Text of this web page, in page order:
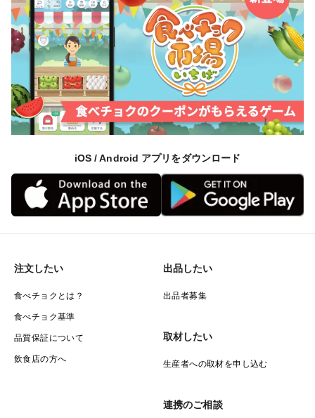
iOS / Android アプリをダウンロード
注文したい
食べチョクとは？
食べチョク基準
品質保証について
飲食店の方へ
出品したい
出品者募集
取材したい
生産者への取材を申し込む
連携のご相談